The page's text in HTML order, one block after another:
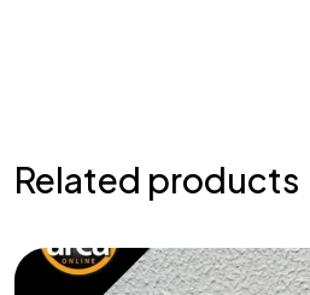
Related products